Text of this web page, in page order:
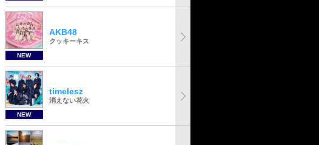
NEW
AKB48
クッキーキス
NEW
timelesz
消えない花火